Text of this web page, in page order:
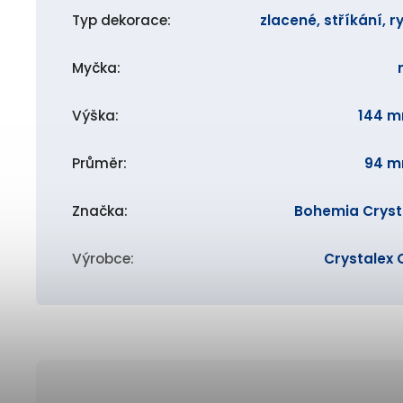
Typ dekorace: zlacené, stříkání,
Myčka:
Výška: 144
Průměr: 94
Značka: Bohemia
Výrobce: Crystalex